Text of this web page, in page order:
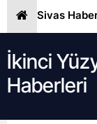
Sivas
İkinci
Haberleri